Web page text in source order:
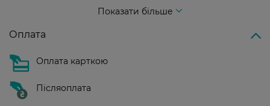
Показати більше
Оплата
Оплата карткою
Післяоплата